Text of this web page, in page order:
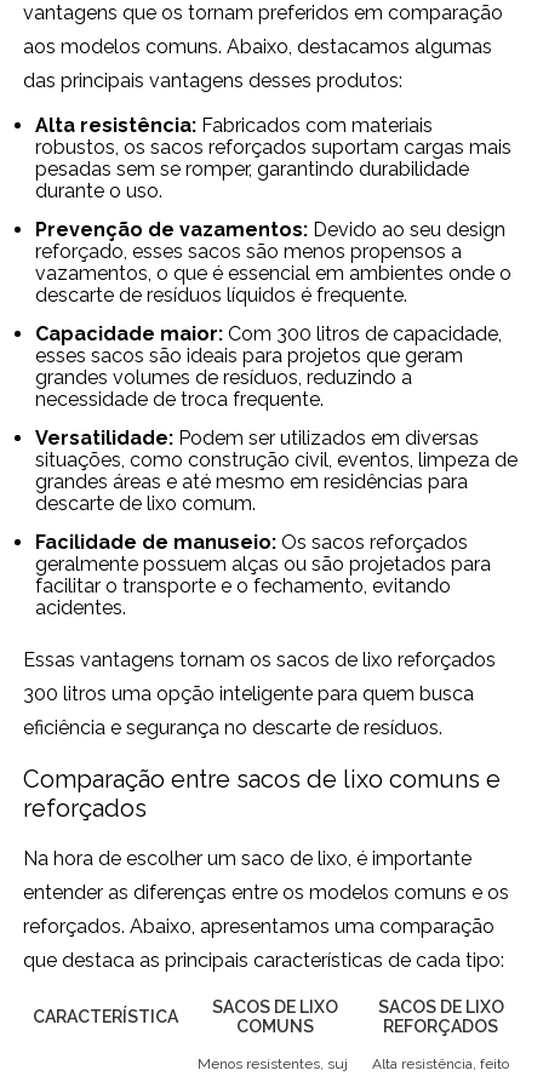
vantagens que os tornam preferidos em comparação
aos modelos comuns. Abaixo, destacamos algumas
das principais vantagens desses produtos:
Alta resistência: Fabricados com materiais
robustos, os sacos reforçados suportam cargas mais
pesadas sem se romper, garantindo durabilidade
durante o uso.
Prevenção de vazamentos: Devido ao seu design
reforçado, esses sacos são menos propensos a
vazamentos, o que é essencial em ambientes onde o
descarte de resíduos líquidos é frequente.
Capacidade maior: Com 300 litros de capacidade,
esses sacos são ideais para projetos que geram
grandes volumes de resíduos, reduzindo a
necessidade de troca frequente.
Versatilidade: Podem ser utilizados em diversas
situações, como construção civil, eventos, limpeza de
grandes áreas e até mesmo em residências para
descarte de lixo comum.
Facilidade de manuseio: Os sacos reforçados
geralmente possuem alças ou são projetados para
facilitar o transporte e o fechamento, evitando
acidentes.
Essas vantagens tornam os sacos de lixo reforçados
300 litros uma opção inteligente para quem busca
eficiência e segurança no descarte de resíduos.
Comparação entre sacos de lixo comuns e
reforçados
Na hora de escolher um saco de lixo, é importante
entender as diferenças entre os modelos comuns e os
reforçados. Abaixo, apresentamos uma comparação
que destaca as principais características de cada tipo:
CARACTERÍSTICA
SACOS DE LIXO
COMUNS
SACOS DE LIXO
REFORÇADOS
Menos resistentes, suj
Alta resistência, feito